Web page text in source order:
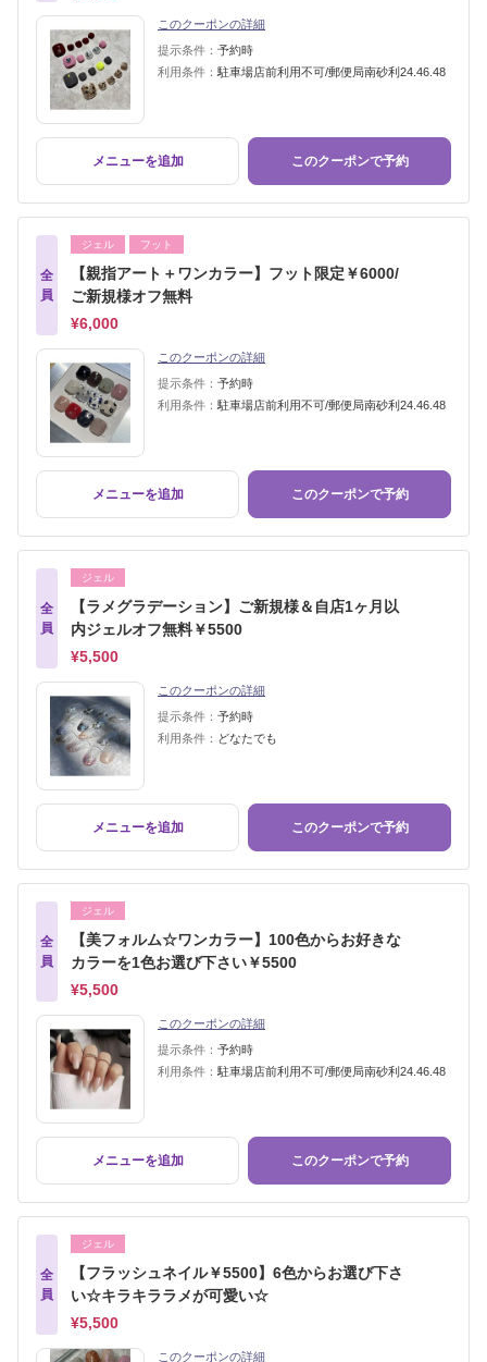
このクーポンの詳細
提示条件： 予約時
利用条件： 駐車場店前利用不可/郵便局南砂利24.46.48
メニューを追加 このクーポンで予約
全
員
ジェル フット
【親指アート＋ワンカラー】フット限定￥6000/
ご新規様オフ無料
¥6,000
このクーポンの詳細
提示条件： 予約時
利用条件： 駐車場店前利用不可/郵便局南砂利24.46.48
メニューを追加 このクーポンで予約
全
員
ジェル
【ラメグラデーション】ご新規様＆自店1ヶ月以
内ジェルオフ無料￥5500
¥5,500
このクーポンの詳細
提示条件： 予約時
利用条件： どなたでも
メニューを追加 このクーポンで予約
全
員
ジェル
【美フォルム☆ワンカラー】100色からお好きな
カラーを1色お選び下さい￥5500
¥5,500
このクーポンの詳細
提示条件： 予約時
利用条件： 駐車場店前利用不可/郵便局南砂利24.46.48
メニューを追加 このクーポンで予約
全
員
ジェル
【フラッシュネイル￥5500】6色からお選び下さ
い☆キラキララメが可愛い☆
¥5,500
このクーポンの詳細